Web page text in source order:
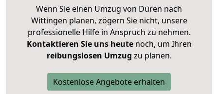
Wenn Sie einen Umzug von Düren nach
Wittingen planen, zögern Sie nicht, unsere
professionelle Hilfe in Anspruch zu nehmen.
Kontaktieren Sie uns heutenoch, um Ihren
reibungslosen Umzug zu planen.
Kostenlose Angebote erhalten